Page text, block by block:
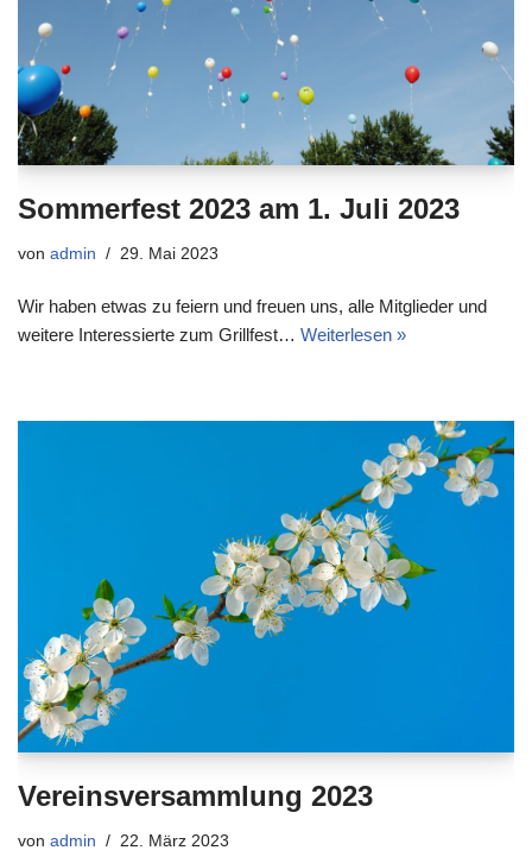
Sommerfest 2023 am 1. Juli 2023
von admin 29. Mai 2023
Wir haben etwas zu feiern und freuen uns, alle Mitglieder und
weitere Interessierte zum Grillfest… Weiterlesen »
Vereinsversammlung 2023
von admin 22. März 2023